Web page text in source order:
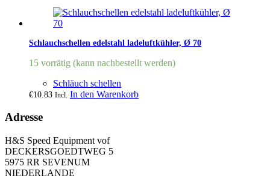
Schlauchschellen edelstahl ladeluftkühler, Ø 70
15 vorrätig (kann nachbestellt werden)
Schläuch schellen
€10.83 Incl. In den Warenkorb
Adresse
H&S Speed Equipment vof
DECKERSGOEDTWEG 5
5975 RR SEVENUM
NIEDERLANDE